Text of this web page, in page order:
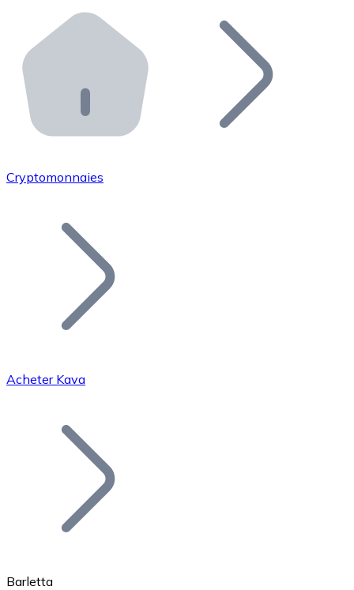
Distributeurs automatiques Bitnovo
Intégrez un ATM Bitnovo dans votre entreprise et
API Bitnovo
Intégrez notre API dans votre écosystème.
Rejoignez notre réseau de distributeurs et
Ajoutez le token de votre projet à notre service
Bitcoin
Cryptomonnaies
Acheter Kava
Barletta